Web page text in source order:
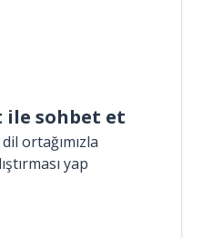
ile sohbet et
ortağımızla
yap